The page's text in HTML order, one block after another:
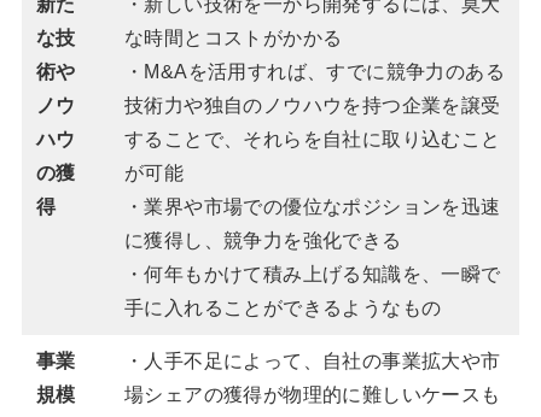
新た
な技
術や
ノウ
ハウ
の獲
得
・新しい技術を一から開発するには、莫大
な時間とコストがかかる
・M&Aを活用すれば、すでに競争力のある
技術力や独自のノウハウを持つ企業を譲受
することで、それらを自社に取り込むこと
が可能
・業界や市場での優位なポジションを迅速
に獲得し、競争力を強化できる
・何年もかけて積み上げる知識を、一瞬で
手に入れることができるようなもの
事業
規模
・人手不足によって、自社の事業拡大や市
場シェアの獲得が物理的に難しいケースも